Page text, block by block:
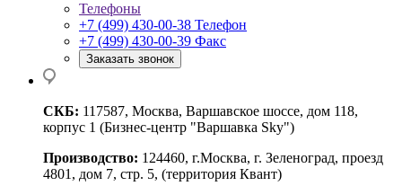
Телефоны
+7 (499) 430-00-38 Телефон
+7 (499) 430-00-39 Факс
Заказать звонок
СКБ: 117587, Москва, Варшавское шоссе, дом 118,
корпус 1 (Бизнес-центр "Варшавка Sky")
Производство: 124460, г.Москва, г. Зеленоград, проезд
4801, дом 7, стр. 5, (территория Квант)